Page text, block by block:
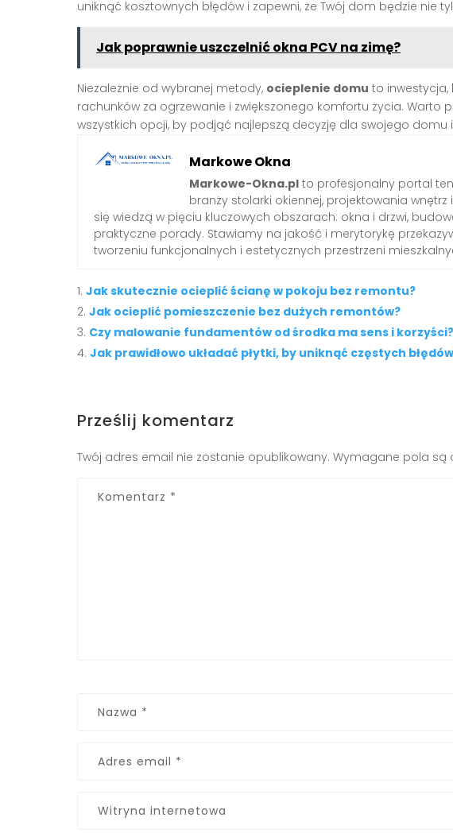
uniknąć kosztownych błędów i zapewni, że Twój dom będzie nie
Jak poprawnie uszczelnić okna PCV na zimę?
Niezależnie od wybranej metody, ocieplenie domu to inwestycja,
rachunków za ogrzewanie i zwiększonego komfortu życia. Warto
wszystkich opcji, by podjąć najlepszą decyzję dla swojego domu
Markowe Okna
Markowe-Okna.pl to profesjonalny portal
branży stolarki okiennej, projektowania
się wiedzą w pięciu kluczowych obszarach: okna i drzwi,
praktyczne porady. Stawiamy na jakość i merytorykę
tworzeniu funkcjonalnych i estetycznych przestrzeni
Jak skutecznie ocieplić ścianę w pokoju bez remontu?
Jak ocieplić pomieszczenie bez dużych remontów?
Czy malowanie fundamentów od środka ma sens i korzyści?
Jak prawidłowo układać płytki, by uniknąć częstych
Prześlij komentarz
Twój adres email nie zostanie opublikowany. Wymagane pola są